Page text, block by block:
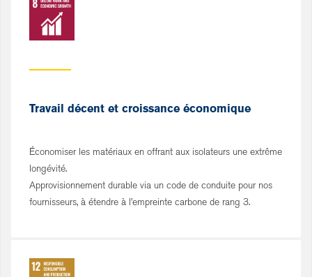
Travail décent et croissance économique
Économiser les matériaux en offrant aux isolateurs une extrême
longévité.
Approvisionnement durable via un code de conduite pour nos
fournisseurs, à étendre à l’empreinte carbone de rang 3.